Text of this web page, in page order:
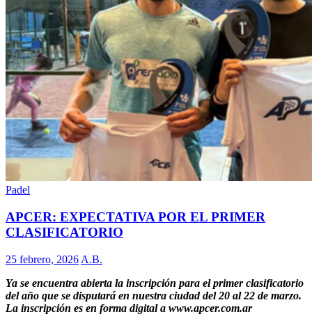
Padel
APCER: EXPECTATIVA POR EL PRIMER
CLASIFICATORIO
25 febrero, 2026 A.B.
Ya se encuentra abierta la inscripción para el primer clasificatorio
del año que se disputará en nuestra ciudad del 20 al 22 de marzo.
La inscripción es en forma digital a www.apcer.com.ar